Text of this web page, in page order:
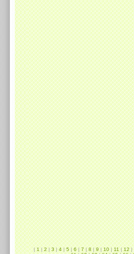
|1|2|3|4|5|6|7|8|9|10|11|12|